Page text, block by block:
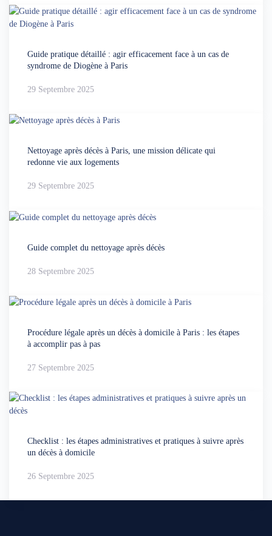
Guide pratique détaillé : agir efficacement face à un cas de
syndrome de Diogène à Paris
29 Septembre 2025
Nettoyage après décès à Paris, une mission délicate qui
redonne vie aux logements
29 Septembre 2025
Guide complet du nettoyage après décès
28 Septembre 2025
Procédure légale après un décès à domicile à Paris : les étapes
à accomplir pas à pas
27 Septembre 2025
Checklist : les étapes administratives et pratiques à suivre après
un décès à domicile
26 Septembre 2025